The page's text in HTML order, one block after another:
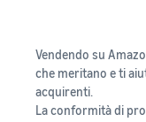
Vendendo su
che meritano e ti
acquirenti.
La conformità di